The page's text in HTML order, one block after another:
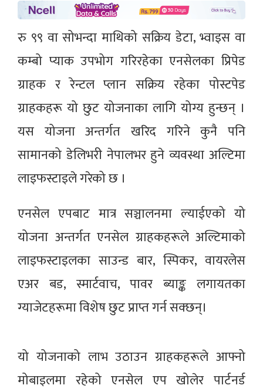
रु ९९ वा सोभन्दा माथिको सक्रिय डेटा, भ्वाइस वा
कम्बो प्याक उपभोग गरिरहेका एनसेलका प्रिपेड
ग्राहक र रेन्टल प्लान सक्रिय रहेका पोस्टपेड
ग्राहकहरू यो छुट योजनाका लागि योग्य हुन्छन् ।
यस योजना अन्तर्गत खरिद गरिने कुनै पनि
सामानको डेलिभरी नेपालभर हुने व्यवस्था अल्टिमा
लाइफस्टाइले गरेको छ ।
एनसेल एपबाट मात्र सञ्चालनमा ल्याईएको यो
योजना अन्तर्गत एनसेल ग्राहकहरूले अल्टिमाको
लाइफस्टाइलका साउन्ड बार, स्पिकर, वायरलेस
एअर बड, स्मार्टवाच, पावर ब्याङ्क लगायतका
ग्याजेटहरूमा विशेष छुट प्राप्त गर्न सक्छन्।
यो योजनाको लाभ उठाउन ग्राहकहरूले आफ्नो
मोबाइलमा रहेको एनसेल एप खोलेर पार्टनर्ड